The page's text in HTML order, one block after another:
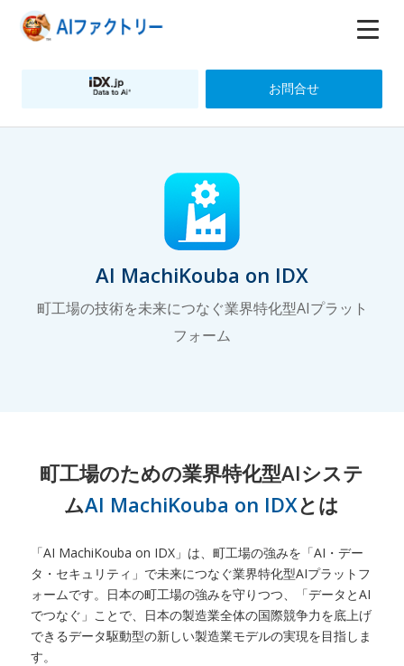
お問合せ
AI MachiKouba on IDX
町工場の技術を未来につなぐ業界特化型AIプラット
フォーム
町工場のための業界特化型AIシステ
ムAI MachiKouba on IDXとは
「AI MachiKouba on IDX」は、町工場の強みを「AI・デー
タ・セキュリティ」で未来につなぐ業界特化型AIプラットフ
ォームです。日本の町工場の強みを守りつつ、「データとAI
でつなぐ」ことで、日本の製造業全体の国際競争力を底上げ
できるデータ駆動型の新しい製造業モデルの実現を目指しま
す。